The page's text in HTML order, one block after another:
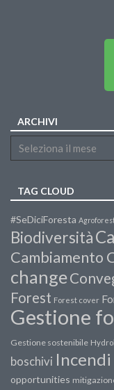
ARCHIVI
TAG CLOUD
#SeDiciForesta
Biodiversità
Cambiamento
change
Forest Forest cover
Gestione
Gestione sostenibile
boschivi
opportunities